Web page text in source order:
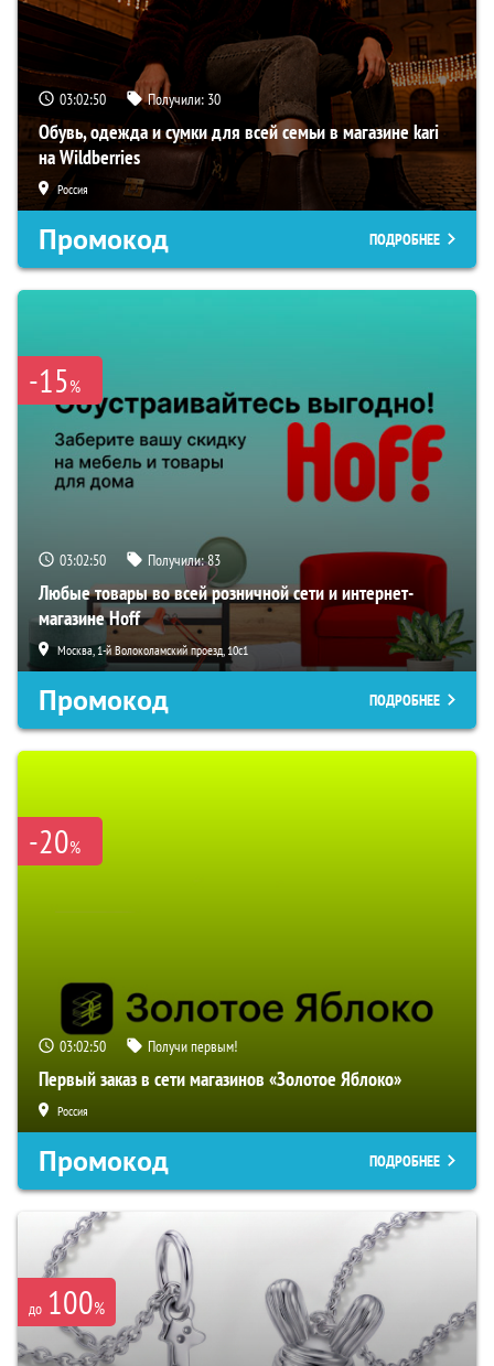
03:02:49 Получили: 30
Обувь, одежда и сумки для всей семьи в магазине kari
на Wildberries
Россия
Промокод ПОДРОБНЕЕ
-15%
03:02:49 Получили:83
Любые товары во всей розничной сети и интернет-
магазине Hoff
Москва, 1-й Волоколамский проезд, 10с1
Промокод ПОДРОБНЕЕ
-20%
03:02:49 Получи первым!
Первый заказ в сети магазинов «Золотое Яблоко»
Россия
Промокод ПОДРОБНЕЕ
до 100%